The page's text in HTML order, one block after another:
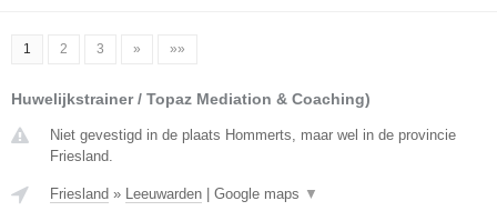
1 2 3 » »»
Huwelijkstrainer / Topaz Mediation & Coaching)
Niet gevestigd in de plaats Hommerts, maar wel in de provincie
Friesland.
Friesland » Leeuwarden Google maps ▼